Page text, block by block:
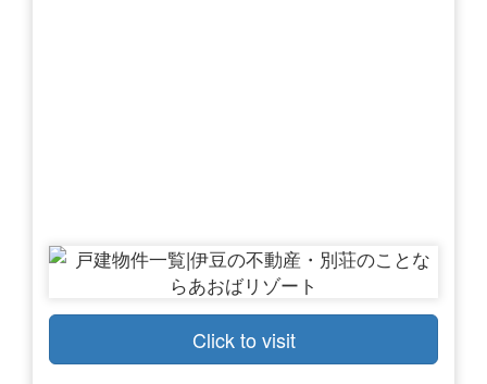
Click to visit